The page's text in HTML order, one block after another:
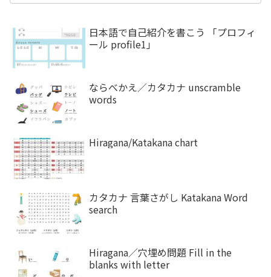
日本語で自己紹介を書こう 「プロフィ
ール profile1」
ならべかえ／カタカナ unscramble
words
Hiragana/Katakana chart
カタカナ 言葉さがし Katakana Word
search
Hiragana／穴埋め問題 Fill in the
blanks with letter